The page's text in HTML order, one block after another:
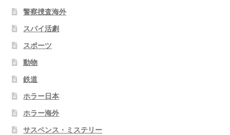
警察捜査海外
スパイ活劇
スポーツ
動物
鉄道
ホラー日本
ホラー海外
サスペンス・ミステリー